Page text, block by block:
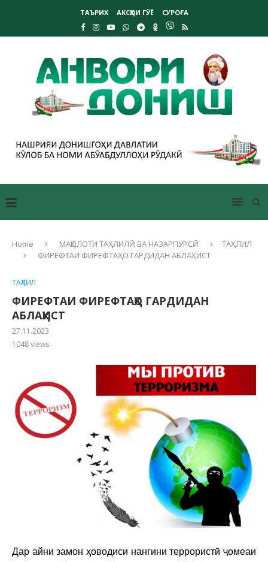
ТАЪРИХ АКСҲОИ ГӮЁ СУРОҒА
Home МАҚОЛОТИ ТАҲЛИЛӢ ВА НАЗАРПУРСӢ
ТАҲЛИЛ
ФИРЕФТАИ ФИРЕФТАҲО ГАРДИДАН АБЛАҲИСТ
ТАҲЛИЛ
ФИРЕФТАИ ФИРЕФТАҲО ГАРДИДАН
АБЛАҲИСТ
27.11.2023
1048views
Дар айни замон ҳоводиси нангини террористӣ ҷомеаи